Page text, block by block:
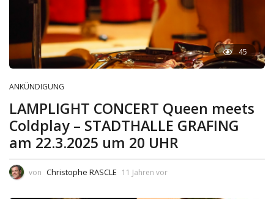
45
ANKÜNDIGUNG
LAMPLIGHT CONCERT Queen meets
Coldplay – STADTHALLE GRAFING
am 22.3.2025 um 20 UHR
von Christophe RASCLE 11 Jahren vor